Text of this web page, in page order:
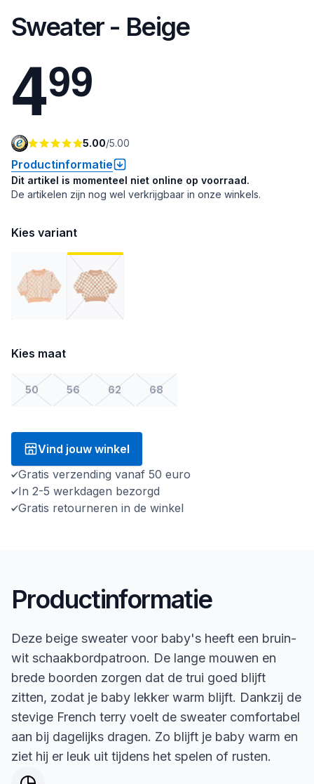
Sweater - Beige
499
5.00/5.00
Productinformatie
Dit artikel is momenteel niet online op voorraad.
De artikelen zijn nog wel verkrijgbaar in onze winkels.
Kies variant
Kies maat
50 56 62 68
Vind jouw winkel
Gratis verzending vanaf 50 euro
In 2-5 werkdagen bezorgd
Gratis retourneren in de winkel
Productinformatie
Deze beige sweater voor baby's heeft een bruin-
wit schaakbordpatroon. De lange mouwen en
brede boorden zorgen dat de trui goed blijft
zitten, zodat je baby lekker warm blijft. Dankzij de
stevige French terry voelt de sweater comfortabel
aan bij dagelijks dragen. Zo blijft je baby warm en
ziet hij er leuk uit tijdens het spelen of rusten.